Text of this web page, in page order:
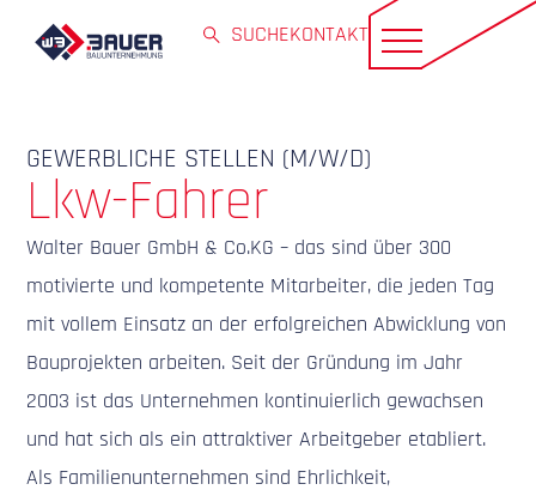
SUCHEKONTAKT
GEWERBLICHE STELLEN (M/W/D)
Lkw-Fahrer
Walter Bauer GmbH & Co.KG – das sind über 300
motivierte und kompetente Mitarbeiter, die jeden Tag
mit vollem Einsatz an der erfolgreichen Abwicklung von
Bauprojekten arbeiten. Seit der Gründung im Jahr
2003 ist das Unternehmen kontinuierlich gewachsen
und hat sich als ein attraktiver Arbeitgeber etabliert.
Als Familienunternehmen sind Ehrlichkeit,